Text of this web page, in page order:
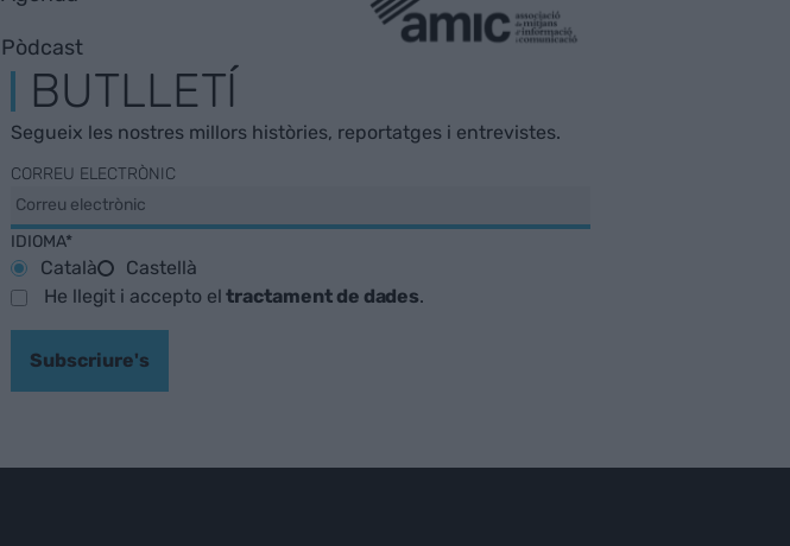
Pòdcast
BUTLLETÍ
Segueix les nostres millors històries, reportatges i entrevistes.
CORREU ELECTRÒNIC
IDIOMA*
Català
Castellà
He llegit i accepto eltractament de dades.
Subscriure's